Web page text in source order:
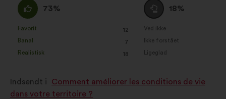
Enig
:
73%
som:
Favorit
: 12
gang
Banal
: 7
gang
Realistisk
: 18
gang
Neutral
:
18%
som:
Ved ikke
:gang
Ikke forstået
:gang
Ligeglad
:gang
Indsendt i
Comment améliorer les conditions de vie
dans votre territoire ?